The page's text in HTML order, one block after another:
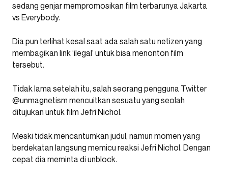
sedang genjar mempromosikan film terbarunya Jakarta
vs Everybody.
Dia pun terlihat kesal saat ada salah satu netizen yang
membagikan link ‘ilegal’ untuk bisa menonton film
tersebut.
Tidak lama setelah itu, salah seorang pengguna Twitter
@unmagnetism mencuitkan sesuatu yang seolah
ditujukan untuk film Jefri Nichol.
Meski tidak mencantumkan judul, namun momen yang
berdekatan langsung memicu reaksi Jefri Nichol. Dengan
cepat dia meminta di unblock.